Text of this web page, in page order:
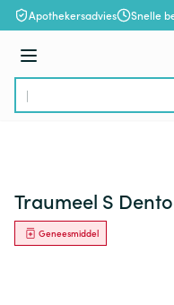
Ga naar de inhoud
Apothekersadvies Snelle
Menu
Product, merk,
Traumeel S
Geneesmiddel